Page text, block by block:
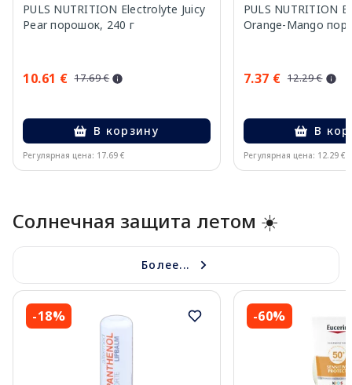
PULS NUTRITION Electrolyte Juicy
Pear порошок, 240 г
10.61 € 17.69 €
В корзину
Регулярная цена: 17.69 €
PULS NUTRITION
Orange-Mango
7.37 € 12.29 €
В
Регулярная цена: 12.29 €
Солнечная защита летом ☀️
Более...
-18% -60%